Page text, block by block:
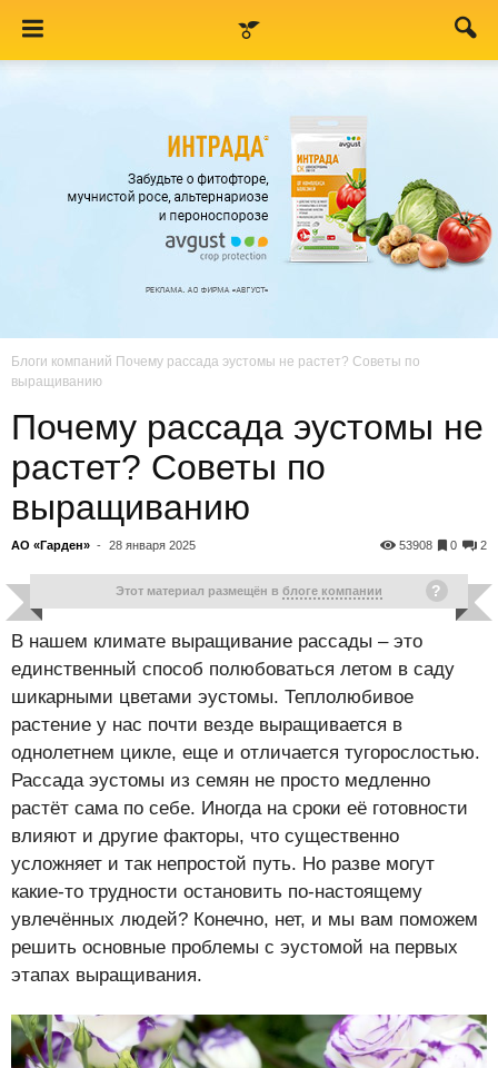
Блоги компаний Почему рассада эустомы не растет? Советы по
выращиванию
Почему рассада эустомы не
растет? Советы по
выращиванию
АО «Гарден» - 28 января 2025 2
0
53908
Этот материал размещён в блоге компании
В нашем климате выращивание рассады – это
единственный способ полюбоваться летом в саду
шикарными цветами эустомы. Теплолюбивое
растение у нас почти везде выращивается в
однолетнем цикле, еще и отличается тугорослостью.
Рассада эустомы из семян не просто медленно
растёт сама по себе. Иногда на сроки её готовности
влияют и другие факторы, что существенно
усложняет и так непростой путь. Но разве могут
какие-то трудности остановить по-настоящему
увлечённых людей? Конечно, нет, и мы вам поможем
решить основные проблемы с эустомой на первых
этапах выращивания.